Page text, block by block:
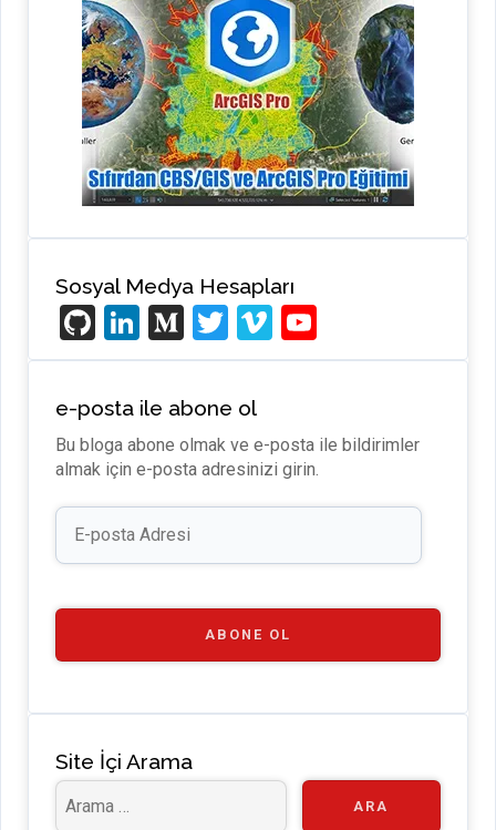
Sosyal Medya Hesapları
Gi
t
H
u
b
Li
n
ke
dI
n
M
e
u
m
T
wi
er
Vi
m o
T
u
b
C
h
n
n
e-posta ile abone ol
Bu bloga abone olmak ve e-posta ile bildirimler
almak için e-posta adresinizi girin.
E-
posta
ABONE OL
Site İçi Arama